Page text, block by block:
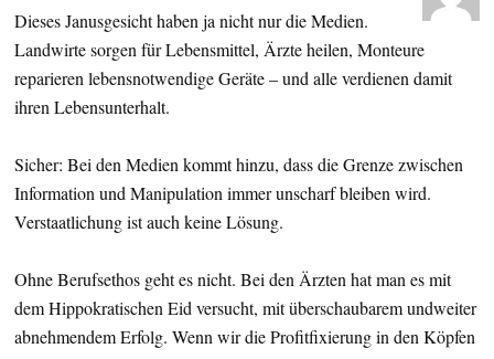
Dieses Janusgesicht haben ja nicht nur die Medien.
Landwirte sorgen für Lebensmittel, Ärzte heilen, Monteure
reparieren lebensnotwendige Geräte – und alle verdienen damit
ihren Lebensunterhalt.
Sicher: Bei den Medien kommt hinzu, dass die Grenze zwischen
Information und Manipulation immer unscharf bleiben wird.
Verstaatlichung ist auch keine Lösung.
Ohne Berufsethos geht es nicht. Bei den Ärzten hat man es mit
dem Hippokratischen Eid versucht, mit überschaubarem undweiter
abnehmendem Erfolg. Wenn wir die Profitfixierung in den Köpfen